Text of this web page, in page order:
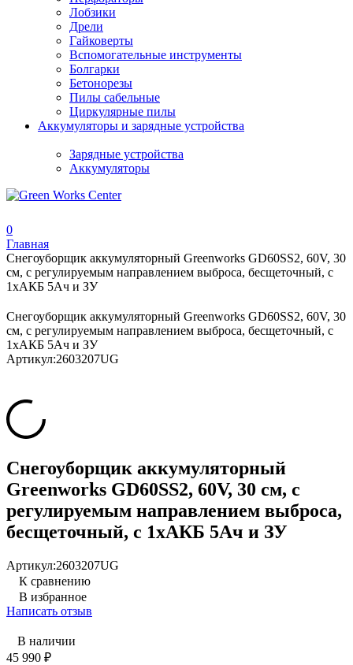
Лобзики
Дрели
Гайковерты
Вспомогательные инструменты
Болгарки
Бетонорезы
Пилы сабельные
Циркулярные пилы
Аккумуляторы и зарядные устройства
Зарядные устройства
Аккумуляторы
0
Главная
Снегоуборщик аккумуляторный Greenworks GD60SS2, 60V, 30
см, с регулируемым направлением выброса, бесщеточный, c
1хАКБ 5Ач и ЗУ
Снегоуборщик аккумуляторный Greenworks GD60SS2, 60V, 30
см, с регулируемым направлением выброса, бесщеточный, c
1хАКБ 5Ач и ЗУ
Артикул:2603207UG
Снегоуборщик аккумуляторный
Greenworks GD60SS2, 60V, 30 см, с
регулируемым направлением выброса,
бесщеточный, c 1хАКБ 5Ач и ЗУ
Артикул:2603207UG
К сравнению
В избранное
Написать отзыв
В наличии
45 990 ₽